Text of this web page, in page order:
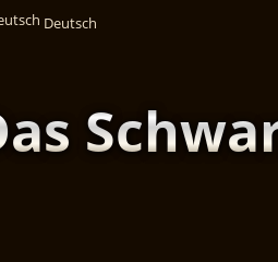
Deutsch